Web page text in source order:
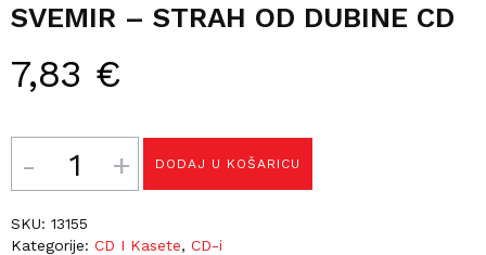
SVEMIR – STRAH OD DUBINE CD
7,83 €
DODAJ U KOŠARICU
SKU: 13155
Kategorije: CD I Kasete, CD-i